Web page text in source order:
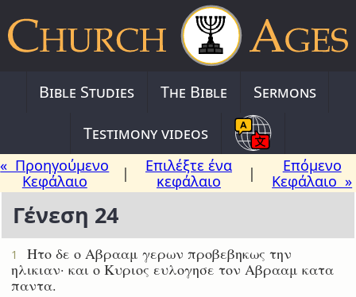
Bible Studies The Bible
Sermons
Testimony videos
« Προηγούμενο
Κεφάλαιο
|
Επιλέξτε ένα
κεφάλαιο
|
Επόμενο
Κεφάλαιο »
Γένεση 24
1
Ητο δε ο Αβρααμ γερων προβεβηκως την
ηλικιαν· και ο Κυριος ευλογησε τον Αβρααμ κατα
παντα.